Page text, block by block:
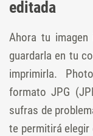
editada
Ahora tu imagen
guardarla en tu
imprimirla.
formato JPG
sufras de
te permitirá elegir